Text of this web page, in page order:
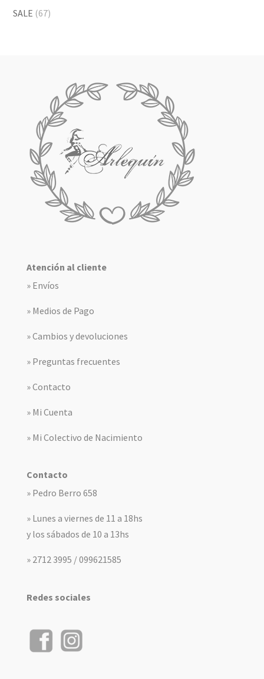
SALE (67)
Atención al cliente
» Envíos
» Medios de Pago
» Cambios y devoluciones
» Preguntas frecuentes
» Contacto
» Mi Cuenta
» Mi Colectivo de Nacimiento
Contacto
» Pedro Berro 658
» Lunes a viernes de 11 a 18hs
y los sábados de 10 a 13hs
» 2712 3995 / 099621585
Redes sociales